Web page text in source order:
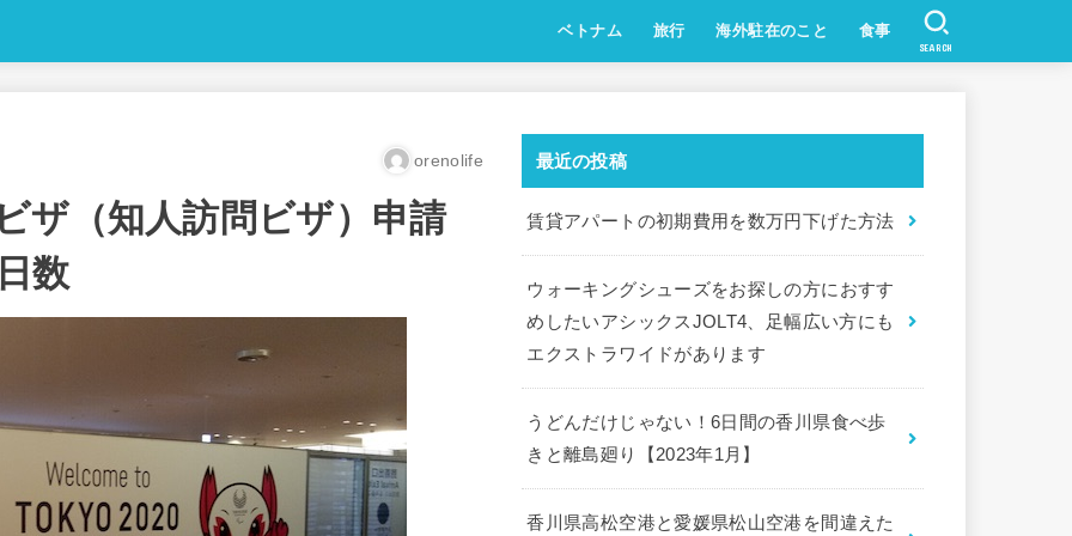
ベトナム 旅行 海外駐在のこと 食事
SEARCH
orenolife
ザ（知人訪問ビザ）申請
数
最近の投稿
賃貸アパートの初期費用を数万円下げた方法
ウォーキングシューズをお探しの方におすす
めしたいアシックスJOLT4、足幅広い方にも
エクストラワイドがあります
うどんだけじゃない！6日間の香川県食べ歩
きと離島廻り【2023年1月】
香川県高松空港と愛媛県松山空港を間違えた